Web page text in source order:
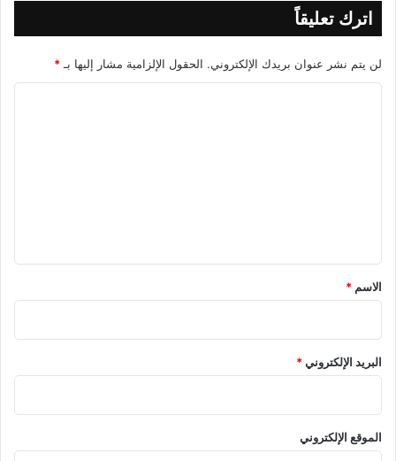
اترك تعليقاً
لن يتم نشر عنوان بريدك الإلكتروني. الحقول الإلزامية مشار إليها بـ*
*
الاسم *
البريد الإلكتروني*
الموقع الإلكتروني